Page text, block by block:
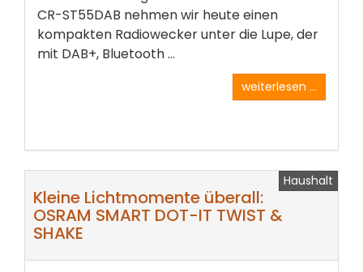
CR-ST55DAB nehmen wir heute einen
kompakten Radiowecker unter die Lupe, der
mit DAB+, Bluetooth ...
weiterlesen ...
Haushalt
Kleine Lichtmomente überall:
OSRAM SMART DOT-IT TWIST &
SHAKE